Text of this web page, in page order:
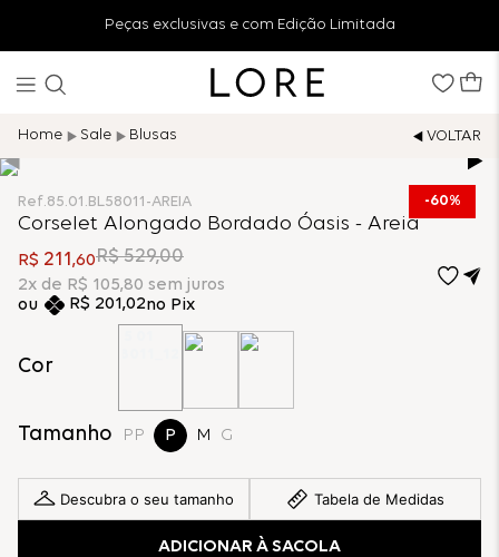
Peças exclusivas e com Edição Limitada
Sale Blusas
60%
Ref.85.01.BL58011-AREIA
Corselet Alongado Bordado Óasis - Areia
R$ 211,60R$ 529,00
2x de R$ 105,80 sem juros
R$ 201,02no Pix
Cor
Tamanho PP P M G
Descubra o seu tamanho Tabela de Medidas
ADICIONAR À SACOLA